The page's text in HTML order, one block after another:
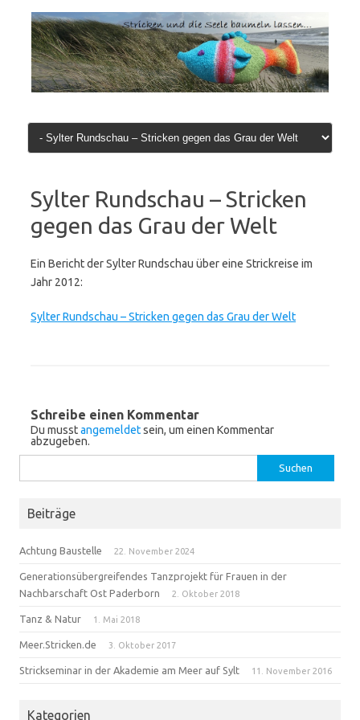
Inhalt
springen
Sylter Rundschau – Stricken
gegen das Grau der Welt
Ein Bericht der Sylter Rundschau über eine Strickreise im
Jahr 2012:
Sylter Rundschau – Stricken gegen das Grau der Welt
Schreibe einen Kommentar
Du musstangemeldetsein, um einen Kommentar
abzugeben.
nach:
Beiträge
Achtung Baustelle 22. November 2024
Generationsübergreifendes Tanzprojekt für Frauen in der
Nachbarschaft Ost Paderborn
2. Oktober 2018
Tanz & Natur 1. Mai 2018
Meer.Stricken.de 3. Oktober 2017
Strickseminar in der Akademie am Meer auf Sylt 11. November 2016
Kategorien